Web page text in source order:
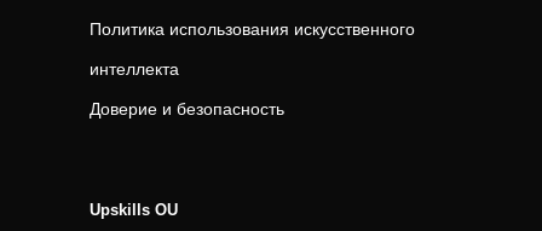
Политика использования искусственного
интеллекта
Доверие и безопасность
Upskills OU